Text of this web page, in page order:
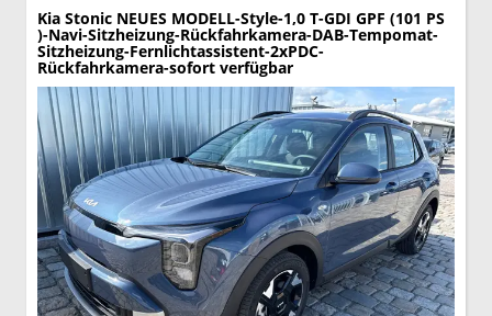
Kia Stonic NEUES MODELL-Style-1,0 T-GDI GPF (101 PS
)-Navi-Sitzheizung-Rückfahrkamera-DAB-Tempomat-
Sitzheizung-Fernlichtassistent-2xPDC-
Rückfahrkamera-sofort verfügbar